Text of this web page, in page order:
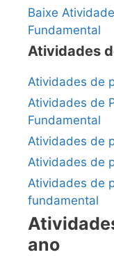
Baixe
Fundamental
Atividades
Atividades de
Atividades de
Fundamental
Atividades de
Atividades de
Atividades de
fundamental
ano